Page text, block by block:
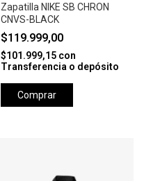
Zapatilla NIKE SB CHRON
CNVS-BLACK
$119.999,00
$101.999,15 con
Transferencia o depósito
Comprar